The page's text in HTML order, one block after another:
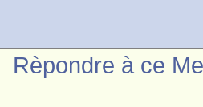
Rèpondre à ce